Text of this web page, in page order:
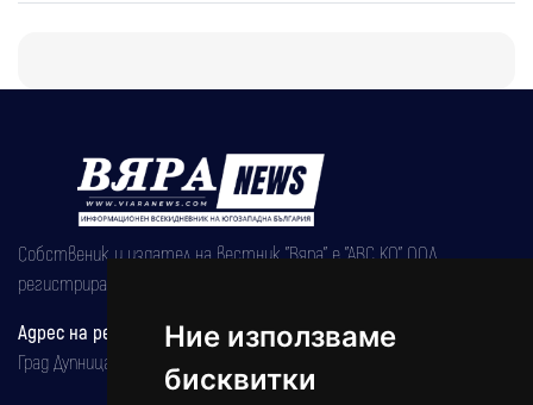
Ние използваме
бисквитки
Собственик и издател на вестник "Вяра" е "АВС КО" ООД,
регистрирана на 08.05.2002 година.
Адрес на редакцията
Град Дупница, ул.''Христо Ботев" 43